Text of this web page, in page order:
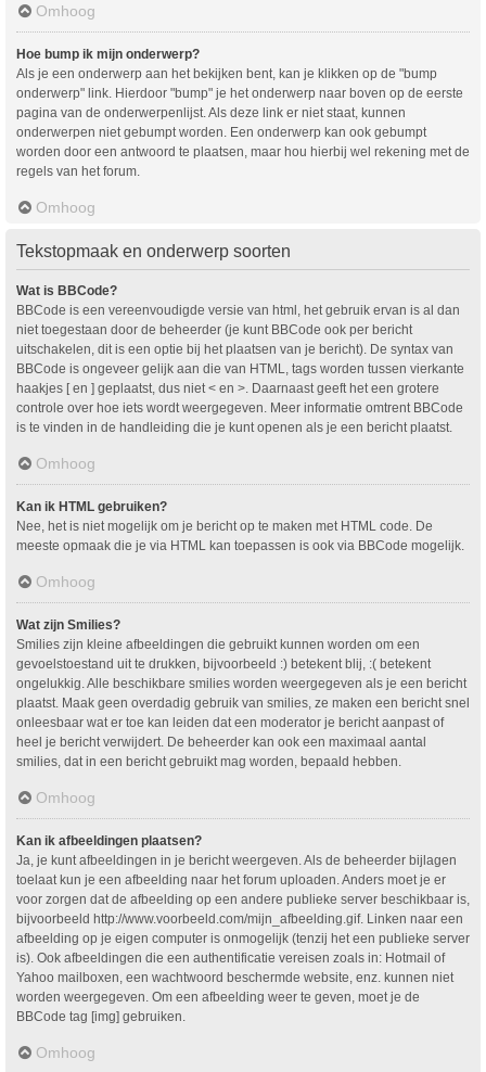
Omhoog
Hoe bump ik mijn onderwerp?
Als je een onderwerp aan het bekijken bent, kan je klikken op de "bump
onderwerp" link. Hierdoor "bump" je het onderwerp naar boven op de eerste
pagina van de onderwerpenlijst. Als deze link er niet staat, kunnen
onderwerpen niet gebumpt worden. Een onderwerp kan ook gebumpt
worden door een antwoord te plaatsen, maar hou hierbij wel rekening met de
regels van het forum.
Omhoog
Tekstopmaak en onderwerp soorten
Wat is BBCode?
BBCode is een vereenvoudigde versie van html, het gebruik ervan is al dan
niet toegestaan door de beheerder (je kunt BBCode ook per bericht
uitschakelen, dit is een optie bij het plaatsen van je bericht). De syntax van
BBCode is ongeveer gelijk aan die van HTML, tags worden tussen vierkante
haakjes [ en ] geplaatst, dus niet < en >. Daarnaast geeft het een grotere
controle over hoe iets wordt weergegeven. Meer informatie omtrent BBCode
is te vinden in de handleiding die je kunt openen als je een bericht plaatst.
Omhoog
Kan ik HTML gebruiken?
Nee, het is niet mogelijk om je bericht op te maken met HTML code. De
meeste opmaak die je via HTML kan toepassen is ook via BBCode mogelijk.
Omhoog
Wat zijn Smilies?
Smilies zijn kleine afbeeldingen die gebruikt kunnen worden om een
gevoelstoestand uit te drukken, bijvoorbeeld :) betekent blij, :( betekent
ongelukkig. Alle beschikbare smilies worden weergegeven als je een bericht
plaatst. Maak geen overdadig gebruik van smilies, ze maken een bericht snel
onleesbaar wat er toe kan leiden dat een moderator je bericht aanpast of
heel je bericht verwijdert. De beheerder kan ook een maximaal aantal
smilies, dat in een bericht gebruikt mag worden, bepaald hebben.
Omhoog
Kan ik afbeeldingen plaatsen?
Ja, je kunt afbeeldingen in je bericht weergeven. Als de beheerder bijlagen
toelaat kun je een afbeelding naar het forum uploaden. Anders moet je er
voor zorgen dat de afbeelding op een andere publieke server beschikbaar is,
bijvoorbeeld http://www.voorbeeld.com/mijn_afbeelding.gif. Linken naar een
afbeelding op je eigen computer is onmogelijk (tenzij het een publieke server
is). Ook afbeeldingen die een authentificatie vereisen zoals in: Hotmail of
Yahoo mailboxen, een wachtwoord beschermde website, enz. kunnen niet
worden weergegeven. Om een afbeelding weer te geven, moet je de
BBCode tag [img] gebruiken.
Omhoog